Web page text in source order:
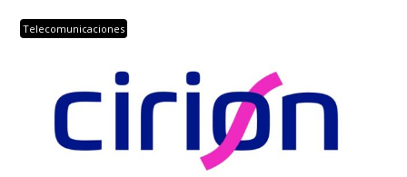
Telecomunicaciones